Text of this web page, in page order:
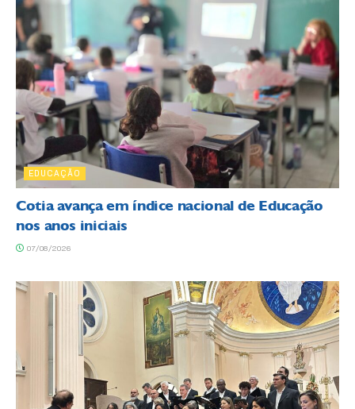
EDUCAÇÃO
Cotia avança em índice nacional de Educação
nos anos iniciais
07/08/2026